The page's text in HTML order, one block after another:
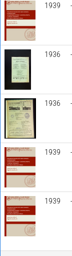
1939 -
1936 -
1936 -
1939 -
1939 -